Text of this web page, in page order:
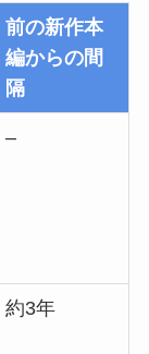
前の新作本
編からの間
隔
–
約3年